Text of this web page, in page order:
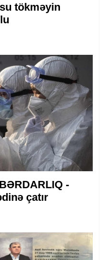
tökməyin
-
çatır